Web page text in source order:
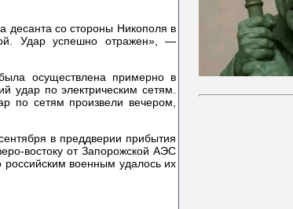
десанта со стороны Никополя в
Удар успешно отражен», —
осуществлена примерно в
удар по электрическим сетям.
по сетям произвели вечером,
в преддверии прибытия
востоку от Запорожской АЭС
военным удалось их